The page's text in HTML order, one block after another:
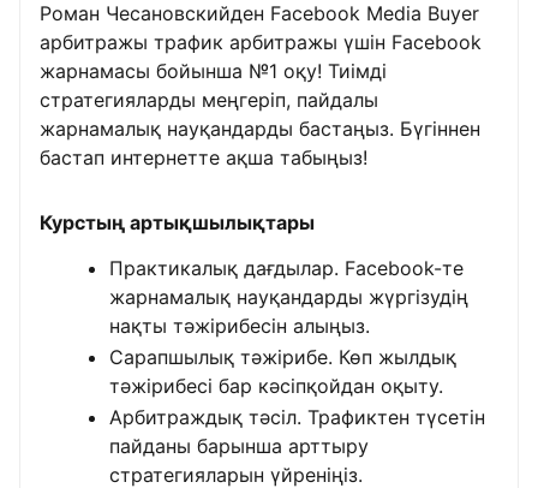
Роман Чесановскийден Facebook Media Buyer
арбитражы трафик арбитражы үшін Facebook
жарнамасы бойынша №1 оқу! Тиімді
стратегияларды меңгеріп, пайдалы
жарнамалық науқандарды бастаңыз. Бүгіннен
бастап интернетте ақша табыңыз!
Курстың артықшылықтары
Практикалық дағдылар. Facebook-те
жарнамалық науқандарды жүргізудің
нақты тәжірибесін алыңыз.
Сарапшылық тәжірибе. Көп жылдық
тәжірибесі бар кәсіпқойдан оқыту.
Арбитраждық тәсіл. Трафиктен түсетін
пайданы барынша арттыру
стратегияларын үйреніңіз.